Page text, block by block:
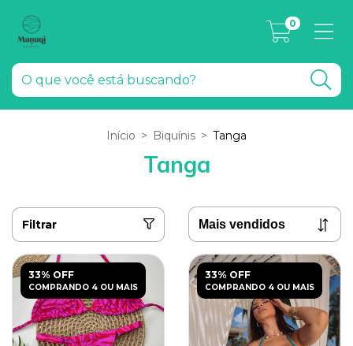
0
Início > Biquínis > Tanga
Tanga
Filtrar
33% OFF
COMPRANDO 4 OU MAIS
33% OFF
COMPRANDO 4 OU MAIS